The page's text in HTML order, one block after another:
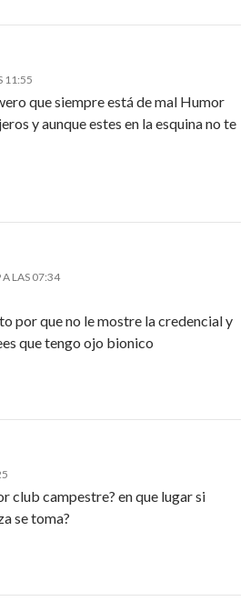
11:55
que siempre está de mal Humor
y aunque estes en la esquina no te
LAS 07:34
por que no le mostre la credencial y
que tengo ojo bionico
club campestre? en que lugar si
se toma?